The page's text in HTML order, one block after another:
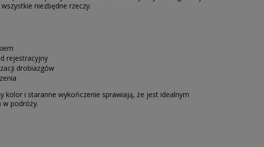
niezbędne rzeczy.
rejestracyjny
drobiazgów
kolor i staranne wykończenie sprawiają, że jest idealnym
w podróży.